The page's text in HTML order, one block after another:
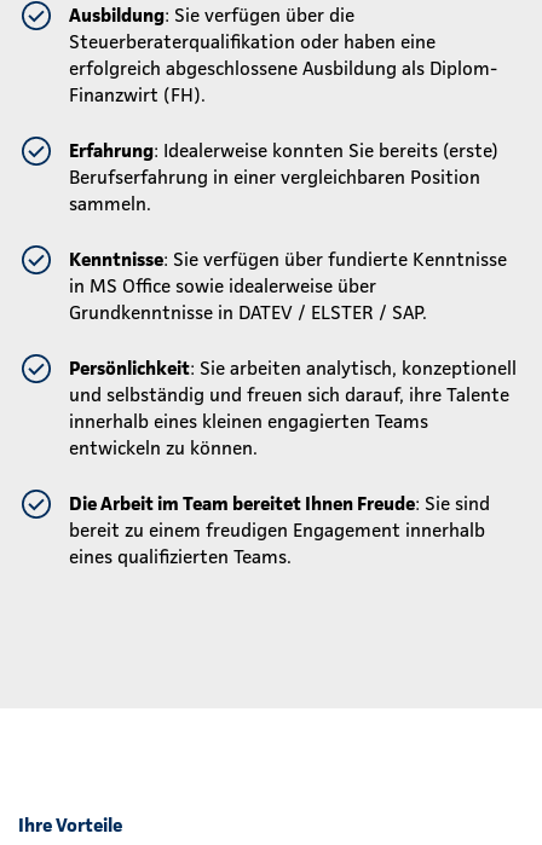
Ausbildung: Sie verfügen über die
Steuerberaterqualifikation oder haben eine
erfolgreich abgeschlossene Ausbildung als Diplom-
Finanzwirt (FH).
Erfahrung: Idealerweise konnten Sie bereits (erste)
Berufserfahrung in einer vergleichbaren Position
sammeln.
Kenntnisse: Sie verfügen über fundierte Kenntnisse
in MS Office sowie idealerweise über
Grundkenntnisse in DATEV / ELSTER / SAP.
Persönlichkeit: Sie arbeiten analytisch, konzeptionell
und selbständig und freuen sich darauf, ihre Talente
innerhalb eines kleinen engagierten Teams
entwickeln zu können.
Die Arbeit im Team bereitet Ihnen Freude: Sie sind
bereit zu einem freudigen Engagement innerhalb
eines qualifizierten Teams.
Ihre Vorteile